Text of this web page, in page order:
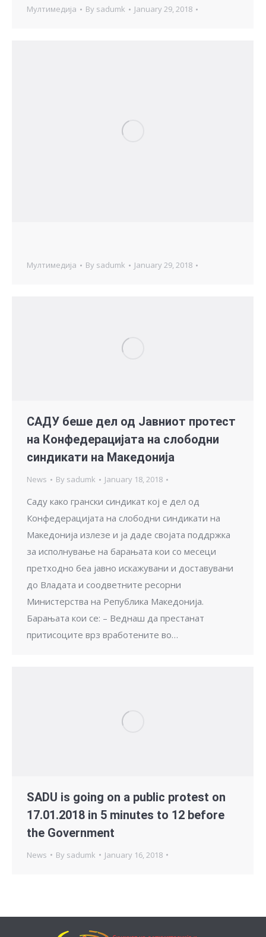
Мултимедија By sadumk January 29, 2018
Мултимедија By sadumk January 29, 2018
САДУ беше дел од Јавниот протест
на Конфедерацијата на слободни
синдикати на Македонија
News By sadumk January 18, 2018
Саду како грански синдикат кој е дел од
Конфедерацијата на слободни синдикати на
Македонија излезе и ја даде својата поддржка
за исполнување на барањата кои со месеци
претходно беа јавно искажувани и доставувани
до Владата и соодветните ресорни
Министерства на Република Македонија.
Барањата кои се: – Веднаш да престанат
притисоците врз вработените во…
SADU is going on a public protest on
17.01.2018 in 5 minutes to 12 before
the Government
News By sadumk January 16, 2018